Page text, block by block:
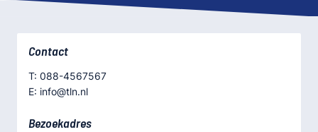
Contact
T: 088-4567567
E: info@tln.nl
Bezoekadres